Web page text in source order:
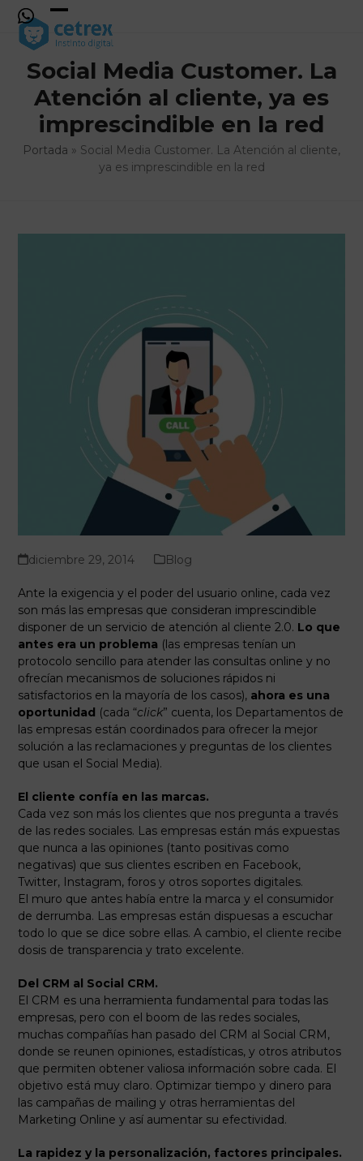
Skip
content
Open
mobile
menu
Close
mobile
menu
Social Media Customer. La
Atención al cliente, ya es
imprescindible en la red
Portada » Social Media Customer. La Atención al cliente,
ya es imprescindible en la red
diciembre 29, 2014 Blog
Ante la exigencia y el poder del usuario online, cada vez
son más las empresas que consideran imprescindible
disponer de un servicio de atención al cliente 2.0. Lo que
antes era un problema (las empresas tenían un
protocolo sencillo para atender las consultas online y no
ofrecían mecanismos de soluciones rápidos ni
satisfactorios en la mayoría de los casos), ahora es una
oportunidad (cada “click” cuenta, los Departamentos de
las empresas están coordinados para ofrecer la mejor
solución a las reclamaciones y preguntas de los clientes
que usan el Social Media).
El cliente confía en las marcas.
Cada vez son más los clientes que nos pregunta a través
de las redes sociales. Las empresas están más expuestas
que nunca a las opiniones (tanto positivas como
negativas) que sus clientes escriben en Facebook,
Twitter, Instagram, foros y otros soportes digitales.
El muro que antes había entre la marca y el consumidor
de derrumba. Las empresas están dispuesas a escuchar
todo lo que se dice sobre ellas. A cambio, el cliente recibe
dosis de transparencia y trato excelente.
Del CRM al Social CRM.
El CRM es una herramienta fundamental para todas las
empresas, pero con el boom de las redes sociales,
muchas compañías han pasado del CRM al Social CRM,
donde se reunen opiniones, estadísticas, y otros atributos
que permiten obtener valiosa información sobre cada. El
objetivo está muy claro. Optimizar tiempo y dinero para
las campañas de mailing y otras herramientas del
Marketing Online y así aumentar su efectividad.
La rapidez y la personalización, factores principales.